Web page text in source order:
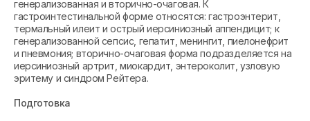
генерализованная и вторично-очаговая. К
гастроинтестинальной форме относятся: гастроэнтерит,
термальный илеит и острый иерсиниозный аппендицит; к
генерализованной сепсис, гепатит, менингит, пиелонефрит
и пневмония; вторично-очаговая форма подразделяется на
иерсиниозный артрит, миокардит, энтероколит, узловую
эритему и синдром Рейтера.
Подготовка